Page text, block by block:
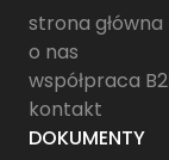
strona główna
o nas
współpraca
kontakt
DOKUMENTY